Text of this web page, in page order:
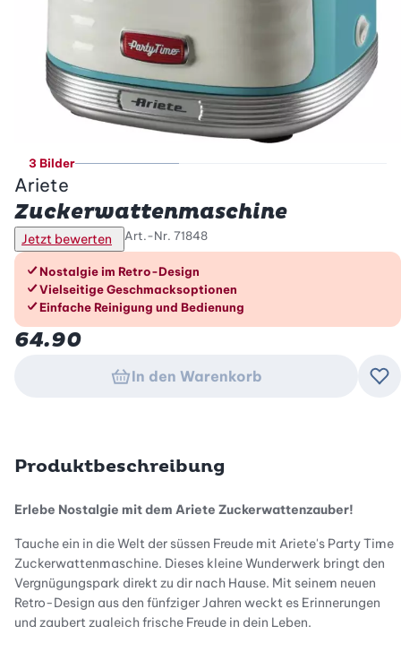
3 Bilder
Ariete
Zuckerwattenmaschine
Jetzt bewerten Art.-Nr. 71848
Die Vorteile im Überblick
Nostalgie im Retro-Design
Vielseitige Geschmacksoptionen
Einfache Reinigung und Bedienung
64.90
In den Warenkorb
Produktbeschreibung
Erlebe Nostalgie mit dem Ariete Zuckerwattenzauber!
Tauche ein in die Welt der süssen Freude mit Ariete's Party Time
Zuckerwattenmaschine. Dieses kleine Wunderwerk bringt den
Vergnügungspark direkt zu dir nach Hause. Mit seinem neuen
Retro-Design aus den fünfziger Jahren weckt es Erinnerungen
und zaubert zugleich frische Freude in dein Leben.